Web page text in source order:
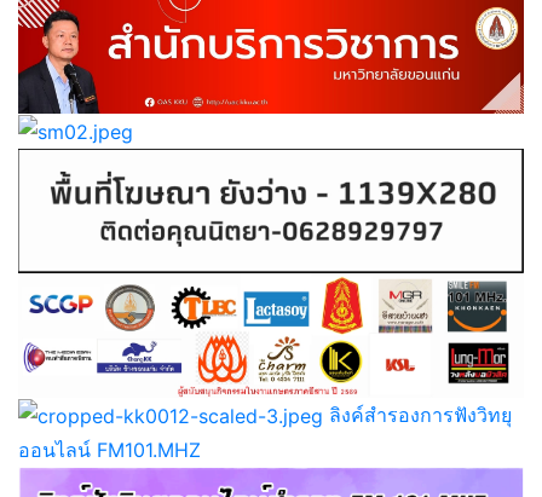
ลิงค์สำรองการฟังวิทยุ
ออนไลน์ FM101.MHZ